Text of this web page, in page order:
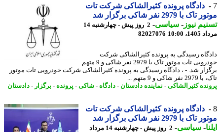
دادگاه پرونده کثیرالشاکی شرکت تات
با 2979 نفر شاکی برگزار شد
نیوز-سیاسی-
2 روز پیش - چهارشنبه 14
10:00
82027076
رسیدگی به پرونده کثیرالشاکی شرکت
خودرویی تات موتور تاک با 2979 نفر شاکی و 9 متهم
شد. - ، دادگاه رسیدگی به پرونده کثیرالشاکی شرکت خودرویی تات موتور
شاکی و 9 متهم ...
کثیرالشاکی-نماینده دادستان-دادگاه -شاکی-پرونده -برگزار - دادستان
دادگاه پرونده کثیرالشاکی شرکت تات
با 2979 نفر شاکی برگزار شد
-سیاسی-
2 روز پیش - چهارشنبه 14 مرداد